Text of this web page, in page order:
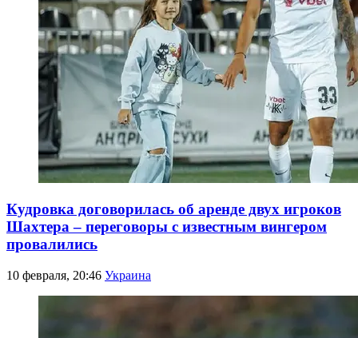
Кудровка договорилась об аренде двух игроков
Шахтера – переговоры с известным вингером
провалились
10 февраля, 20:46 Украина